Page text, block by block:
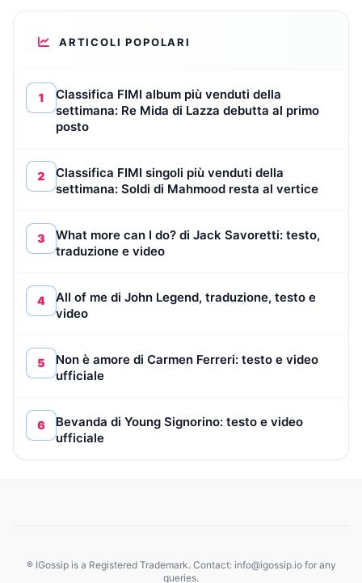
ARTICOLI POPOLARI
1
Classifica FIMI album più venduti della
settimana: Re Mida di Lazza debutta al primo
posto
2
Classifica FIMI singoli più venduti della
settimana: Soldi di Mahmood resta al vertice
3
What more can I do? di Jack Savoretti: testo,
traduzione e video
4
All of me di John Legend, traduzione, testo e
video
5
Non è amore di Carmen Ferreri: testo e video
ufficiale
6
Bevanda di Young Signorino: testo e video
ufficiale
® IGossip is a Registered Trademark. Contact: info@igossip.io for any
queries.